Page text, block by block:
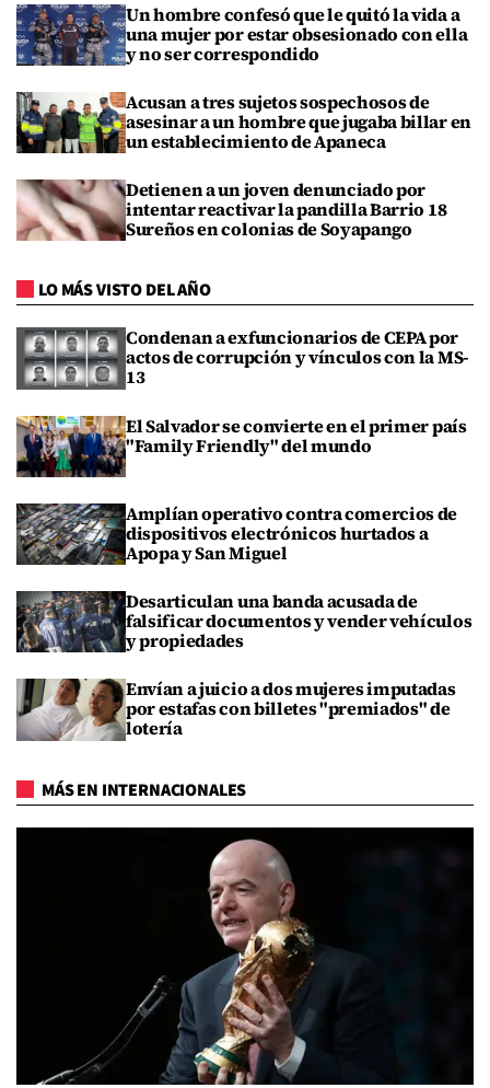
Un hombre confesó que le quitó la vida a
una mujer por estar obsesionado con ella
y no ser correspondido
Acusan a tres sujetos sospechosos de
asesinar a un hombre que jugaba billar en
un establecimiento de Apaneca
Detienen a un joven denunciado por
intentar reactivar la pandilla Barrio 18
Sureños en colonias de Soyapango
LO MÁS VISTO DEL AÑO
Condenan a exfuncionarios de CEPA por
actos de corrupción y vínculos con la MS-
13
El Salvador se convierte en el primer país
"Family Friendly" del mundo
Amplían operativo contra comercios de
dispositivos electrónicos hurtados a
Apopa y San Miguel
Desarticulan una banda acusada de
falsificar documentos y vender vehículos
y propiedades
Envían a juicio a dos mujeres imputadas
por estafas con billetes "premiados" de
lotería
MÁS EN INTERNACIONALES